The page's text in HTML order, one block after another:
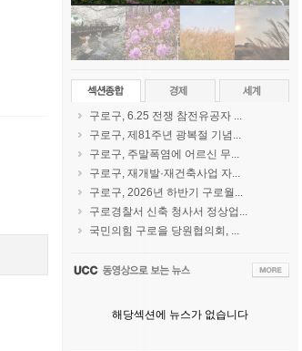
구로구, 6.25 전쟁 참전유공자 ...
구로구, 제81주년 광복절 기념...
구로구, 주말폭염에 어르신 무...
구로구, 재개발·재건축사업 자...
구로구, 2026년 하반기 구로월...
구로경찰서 신축 청사서 정상업...
국민의힘 구로을 당원협의회, ...
해당섹션에 뉴스가 없습니다